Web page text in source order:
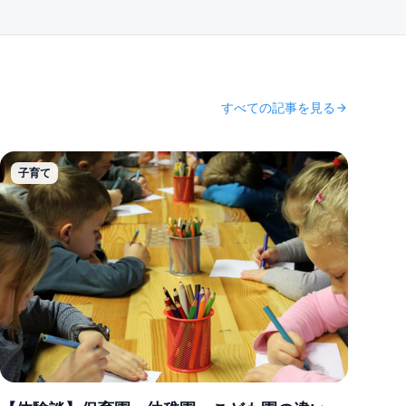
すべての記事を見る arrow_forward
子育て